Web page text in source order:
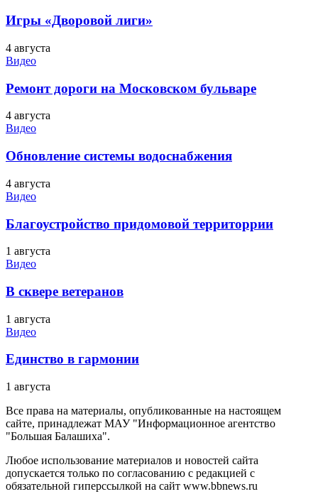
Игры «Дворовой лиги»
4 августа
Видео
Ремонт дороги на Московском бульваре
4 августа
Видео
Обновление системы водоснабжения
4 августа
Видео
Благоустройство придомовой территоррии
1 августа
Видео
В сквере ветеранов
1 августа
Видео
Единство в гармонии
1 августа
Все права на материалы, опубликованные на настоящем
сайте, принадлежат МАУ "Информационное агентство
"Большая Балашиха".
Любое использование материалов и новостей сайта
допускается только по согласованию с редакцией с
обязательной гиперссылкой на сайт www.bbnews.ru